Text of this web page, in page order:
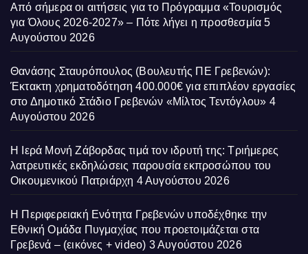
Από σήμερα οι αιτήσεις για το Πρόγραμμα «Τουρισμός
για Όλους 2026-2027» – Πότε λήγει η προσθεσμία 5
Αυγούστου 2026
Θανάσης Σταυρόπουλος (Βουλευτής ΠΕ Γρεβενών):
Έκτακτη χρηματοδότηση 400.000€ για επιπλέον εργασίες
στο Δημοτικό Στάδιο Γρεβενών «Μίλτος Τεντόγλου» 4
Αυγούστου 2026
Η Ιερά Μονή Ζάβορδας τιμά τον ιδρυτή της: Τριήμερες
λατρευτικές εκδηλώσεις παρουσία εκπροσώπου του
Οικουμενικού Πατριάρχη 4 Αυγούστου 2026
Η Περιφερειακή Ενότητα Γρεβενών υποδέχθηκε την
Εθνική Ομάδα Πυγμαχίας που προετοιμάζεται στα
Γρεβενά – (εικόνες + video) 3 Αυγούστου 2026